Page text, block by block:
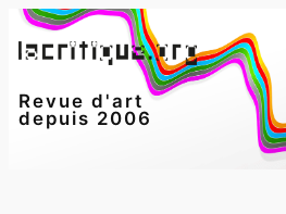
Aller
au
Revue d'art
depuis 2006